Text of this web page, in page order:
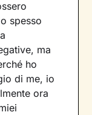
spesso
ma
ho
di me, io
ora